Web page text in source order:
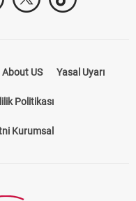
About US Yasal Uyarı
Politikası
Kurumsal